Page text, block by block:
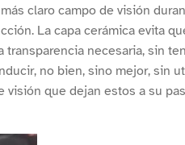
claro campo de visión
La capa cerámica evita
transparencia necesaria, sin
no bien, sino mejor, sin
que dejan estos a su